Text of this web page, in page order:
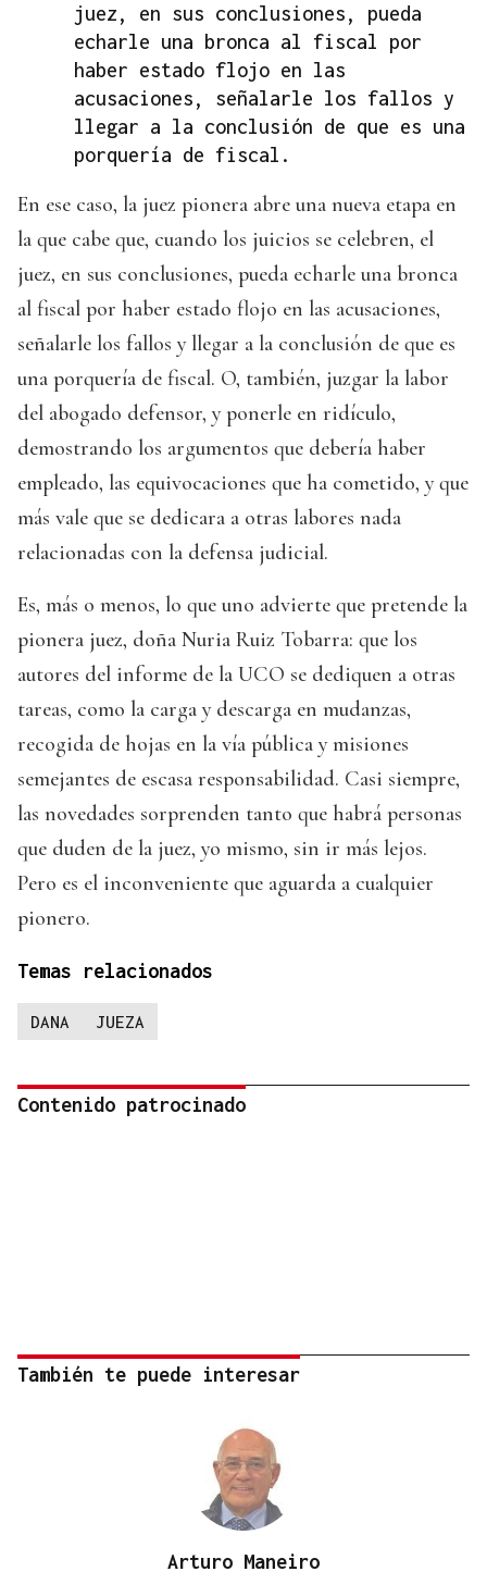
juez, en sus conclusiones, pueda
echarle una bronca al fiscal por
haber estado flojo en las
acusaciones, señalarle los fallos y
llegar a la conclusión de que es una
porquería de fiscal.
En ese caso, la juez pionera abre una nueva etapa en
la que cabe que, cuando los juicios se celebren, el
juez, en sus conclusiones, pueda echarle una bronca
al fiscal por haber estado flojo en las acusaciones,
señalarle los fallos y llegar a la conclusión de que es
una porquería de fiscal. O, también, juzgar la labor
del abogado defensor, y ponerle en ridículo,
demostrando los argumentos que debería haber
empleado, las equivocaciones que ha cometido, y que
más vale que se dedicara a otras labores nada
relacionadas con la defensa judicial.
Es, más o menos, lo que uno advierte que pretende la
pionera juez, doña Nuria Ruiz Tobarra: que los
autores del informe de la UCO se dediquen a otras
tareas, como la carga y descarga en mudanzas,
recogida de hojas en la vía pública y misiones
semejantes de escasa responsabilidad. Casi siempre,
las novedades sorprenden tanto que habrá personas
que duden de la juez, yo mismo, sin ir más lejos.
Pero es el inconveniente que aguarda a cualquier
pionero.
Temas relacionados
DANA JUEZA
Contenido patrocinado
También te puede interesar
Arturo Maneiro